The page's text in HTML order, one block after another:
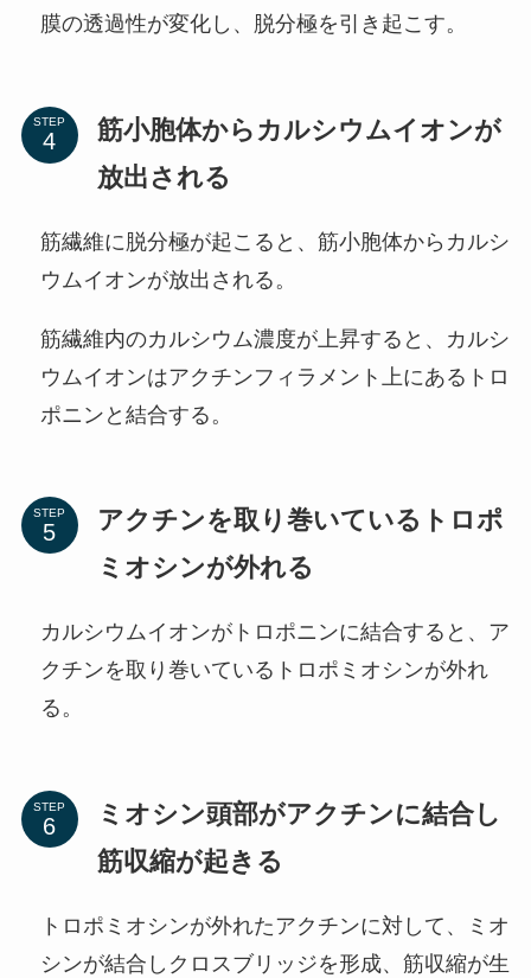
膜の透過性が変化し、脱分極を引き起こす。
STEP
筋小胞体からカルシウムイオンが
放出される
筋繊維に脱分極が起こると、筋小胞体からカルシ
ウムイオンが放出される。
筋繊維内のカルシウム濃度が上昇すると、カルシ
ウムイオンはアクチンフィラメント上にあるトロ
ポニンと結合する。
STEP
アクチンを取り巻いているトロポ
ミオシンが外れる
カルシウムイオンがトロポニンに結合すると、ア
クチンを取り巻いているトロポミオシンが外れ
る。
STEP
ミオシン頭部がアクチンに結合し
筋収縮が起きる
トロポミオシンが外れたアクチンに対して、ミオ
シンが結合しクロスブリッジを形成、筋収縮が生